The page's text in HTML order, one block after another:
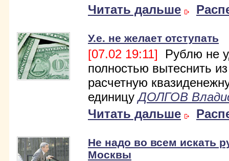
Читать дальше
У.е. не желает отступать
[07.02 19:11] Рублю не
полностью вытеснить
расчетную
единицуДОЛГОВ
Читать дальше
Не надо во всем искать
Москвы